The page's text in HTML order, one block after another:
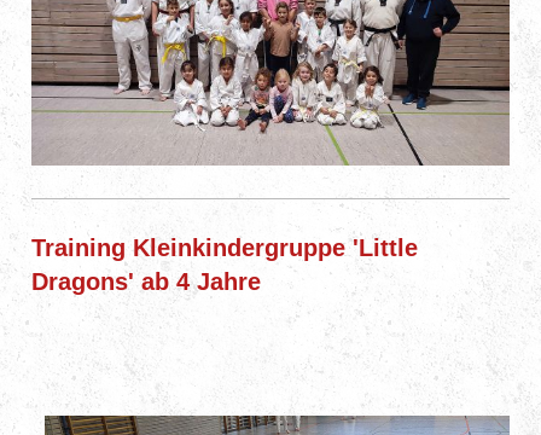
Training Kleinkindergruppe 'Little
Dragons' ab 4 Jahre